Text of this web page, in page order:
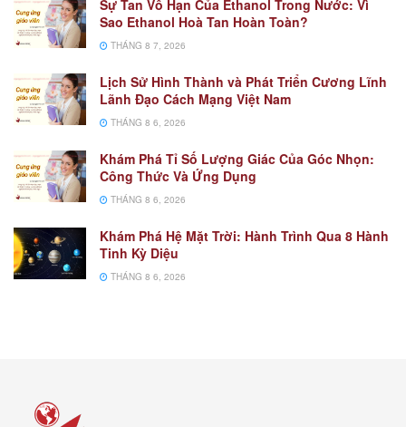
Sự Tan Vô Hạn Của Ethanol Trong Nước: Vì
Sao Ethanol Hoà Tan Hoàn Toàn?
THÁNG 8 7, 2026
Lịch Sử Hình Thành và Phát Triển Cương Lĩnh
Lãnh Đạo Cách Mạng Việt Nam
THÁNG 8 6, 2026
Khám Phá Tỉ Số Lượng Giác Của Góc Nhọn:
Công Thức Và Ứng Dụng
THÁNG 8 6, 2026
Khám Phá Hệ Mặt Trời: Hành Trình Qua 8 Hành
Tinh Kỳ Diệu
THÁNG 8 6, 2026